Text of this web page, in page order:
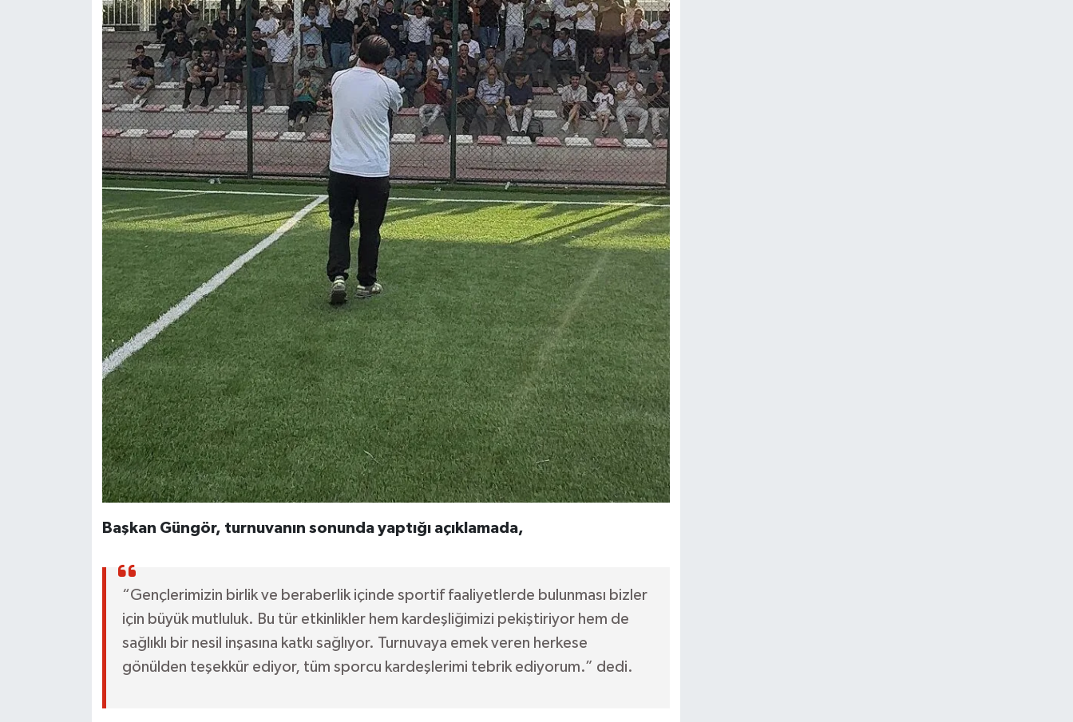
Başkan Güngör, turnuvanın sonunda yaptığı açıklamada,
“Gençlerimizin birlik ve beraberlik içinde sportif faaliyetlerde bulunması bizler
için büyük mutluluk. Bu tür etkinlikler hem kardeşliğimizi pekiştiriyor hem de
sağlıklı bir nesil inşasına katkı sağlıyor. Turnuvaya emek veren herkese
gönülden teşekkür ediyor, tüm sporcu kardeşlerimi tebrik ediyorum.” dedi.